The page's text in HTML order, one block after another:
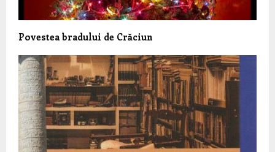
Povestea bradului de Crăciun